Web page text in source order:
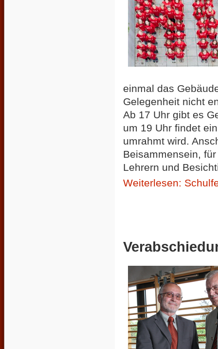
einmal das
Gelegenheit nicht
Ab 17 Uhr gibt es
um 19 Uhr findet
umrahmt wird.
Beisammensein,
Lehrern und
Weiterlesen: